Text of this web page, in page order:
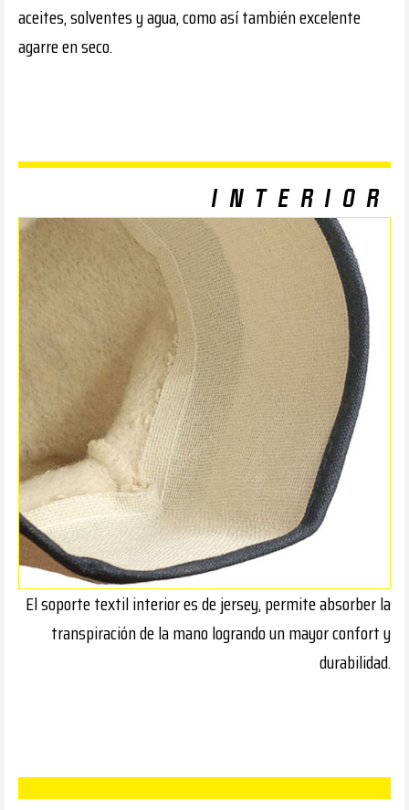
aceites, solventes y agua, como así también excelente
agarre en seco.
INTERIOR
El soporte textil interior es de jersey, permite absorber la
transpiración de la mano logrando un mayor confort y
durabilidad.